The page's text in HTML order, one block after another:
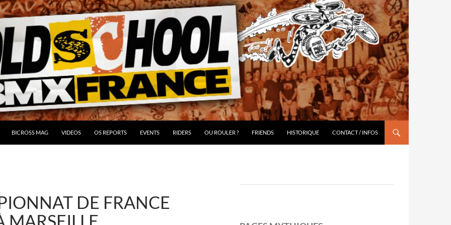
BICROSS MAG VIDEOS OS REPORTS EVENTS RIDERS OU ROULER ? FRIENDS HISTORIQUE CONTACT / INFOS
DE FRANCE
MARSEILLE